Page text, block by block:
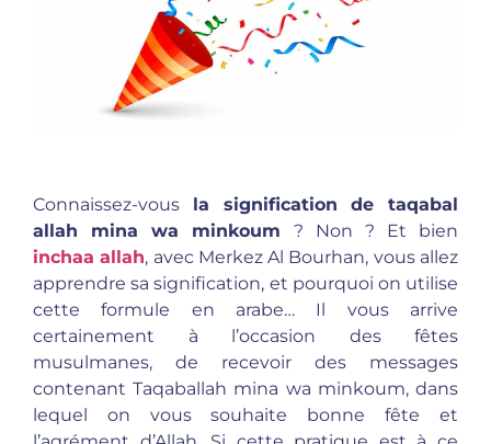
Connaissez-vous la signification de taqabal
allah mina wa minkoum ? Non ? Et bien
inchaa allah, avec Merkez Al Bourhan, vous allez
apprendre sa signification, et pourquoi on utilise
cette formule en arabe… Il vous arrive
certainement à l’occasion des fêtes
musulmanes, de recevoir des messages
contenant Taqaballah mina wa minkoum, dans
lequel on vous souhaite bonne fête et